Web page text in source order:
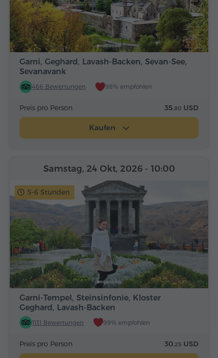
Garni, Geghard, Lavash-Backen, Sevan-See,
Sevanavank
466 Bewertungen 98% empfohlen
Preis pro Person 35.80 USD
Kaufen
5-6 Stunden
Garni-Tempel, Steinsinfonie, Kloster
Geghard, Lavash-Backen
1131 Bewertungen 99% empfohlen
Samstag, 24 Okt, 2026 - 10:00
Preis pro Person 30.25 USD